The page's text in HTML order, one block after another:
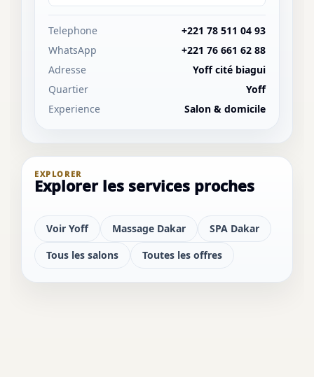
Telephone
+221 78 511 04 93
WhatsApp
+221 76 661 62 88
Adresse
Yoff cité biagui
Quartier
Yoff
Experience
Salon & domicile
EXPLORER
Explorer les services proches
Voir Yoff Massage Dakar
SPA Dakar
Tous les salons
Toutes les offres